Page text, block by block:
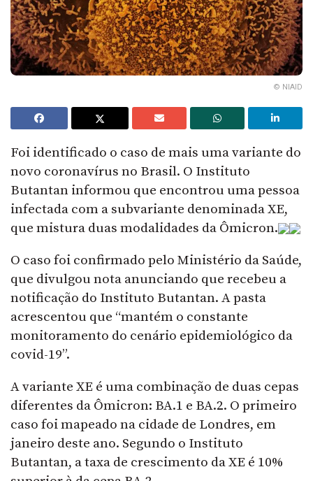
© NIAID
Foi identificado o caso de mais uma variante do
novo coronavírus no Brasil. O Instituto
Butantan informou que encontrou uma pessoa
infectada com a subvariante denominada XE,
que mistura duas modalidades da Ômicron.
O caso foi confirmado pelo Ministério da Saúde,
que divulgou nota anunciando que recebeu a
notificação do Instituto Butantan. A pasta
acrescentou que “mantém o constante
monitoramento do cenário epidemiológico da
covid-19”.
A variante XE é uma combinação de duas cepas
diferentes da Ômicron: BA.1 e BA.2. O primeiro
caso foi mapeado na cidade de Londres, em
janeiro deste ano. Segundo o Instituto
Butantan, a taxa de crescimento da XE é 10%